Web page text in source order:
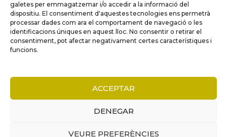
galetes per emmagatzemar i/o accedir a la informació del
dispositiu. El consentiment d'aquestes tecnologies ens permetrà
processar dades com ara el comportament de navegació o les
identificacions úniques en aquest lloc. No consentir o retirar el
consentiment, pot afectar negativament certes característiques i
funcions.
ACCEPTAR
DENEGAR
VEURE PREFERÈNCIES
Tots els drets reservats a ©Columna
Música.
COMPARE (0)